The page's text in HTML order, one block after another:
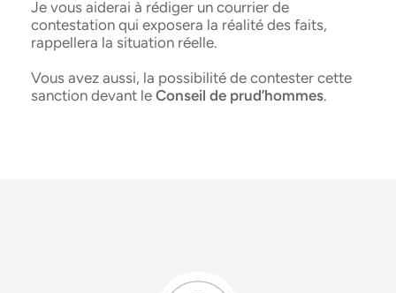
Je vous aiderai à rédiger un courrier de
contestation qui exposera la réalité des faits,
rappellera la situation réelle.
Vous avez aussi, la possibilité de contester cette
sanction devant le Conseil de prud’hommes.